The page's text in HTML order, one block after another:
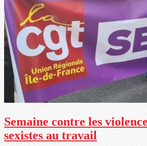
Semaine contre les
sexistes au travail